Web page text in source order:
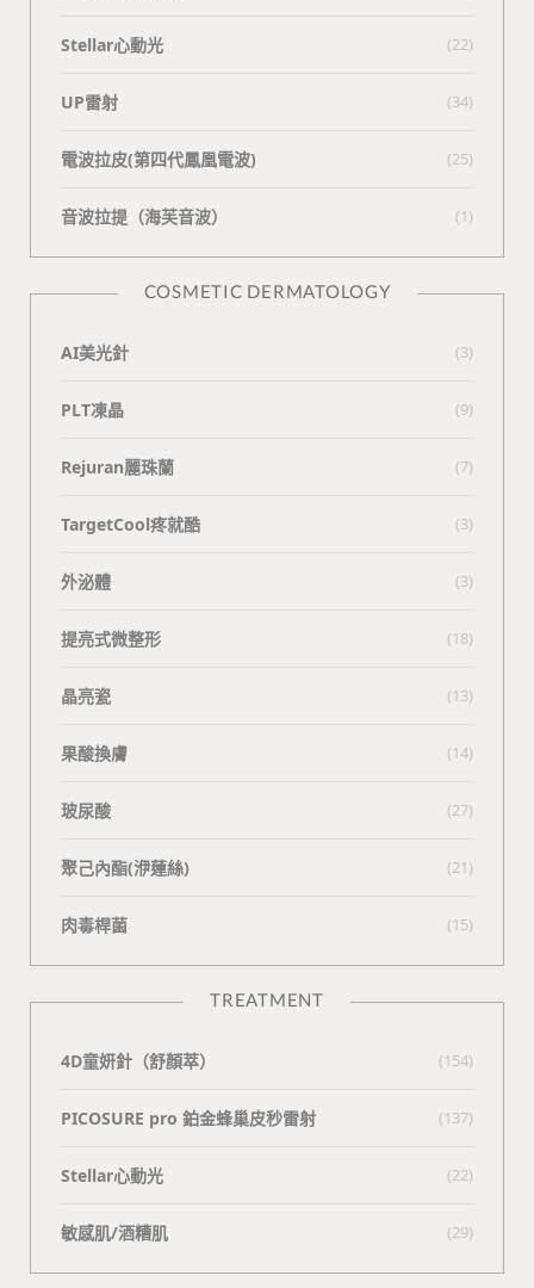
Stellar心動光 (22)
UP雷射 (34)
電波拉皮(第四代鳳凰電波) (25)
⾳波拉提（海芙⾳波） (1)
COSMETIC DERMATOLOGY
AI美光針 (3)
PLT凍晶 (9)
Rejuran麗珠蘭 (7)
TargetCool疼就酷 (3)
外泌體 (3)
提亮式微整形 (18)
晶亮瓷 (13)
果酸換膚 (14)
玻尿酸 (27)
聚己內酯(洢蓮絲) (21)
肉毒桿菌 (15)
TREATMENT
4D童妍針（舒顏萃） (154)
PICOSURE pro 鉑金蜂巢皮秒雷射 (137)
Stellar心動光 (22)
敏感肌/酒糟肌 (29)